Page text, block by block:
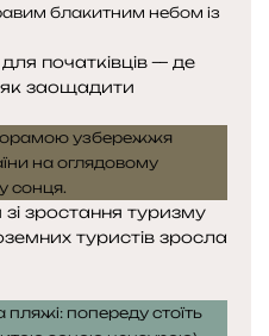
початківців — де
як заощадити
зростання туризму
туристів зросла